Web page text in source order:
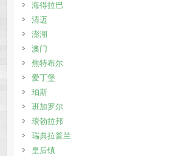
海得拉巴
清迈
澎湖
澳门
焦特布尔
爱丁堡
珀斯
班加罗尔
琅勃拉邦
瑞典拉普兰
皇后镇